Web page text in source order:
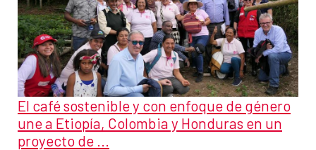
El café sostenible y con enfoque de género
une a Etiopía, Colombia y Honduras en un
proyecto de ...